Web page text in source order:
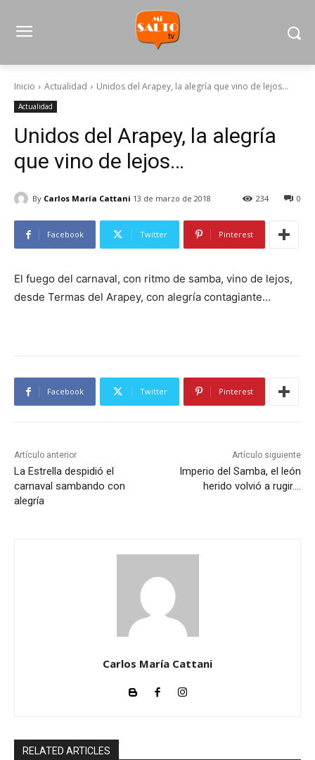
Inicio Actualidad Unidos del Arapey, la alegría que vino de lejos...
Actualidad
Unidos del Arapey, la alegría
que vino de lejos…
By Carlos María Cattani 13 de marzo de 2018 0
234
Facebook Twitter Pinterest
El fuego del carnaval, con ritmo de samba, vino de lejos,
desde Termas del Arapey, con alegría contagiante…
Facebook Twitter Pinterest
Artículo anterior
La Estrella despidió el
carnaval sambando con
alegría
Artículo siguiente
Imperio del Samba, el león
herido volvió a rugir….
Carlos María Cattani
RELATED ARTICLES